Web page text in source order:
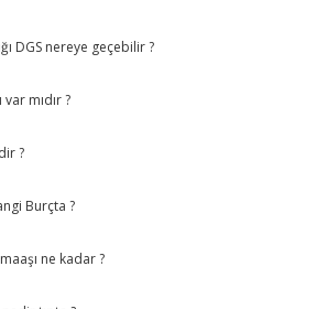
DGS nereye geçebilir ?
mıdır ?
?
Burçta ?
ne kadar ?